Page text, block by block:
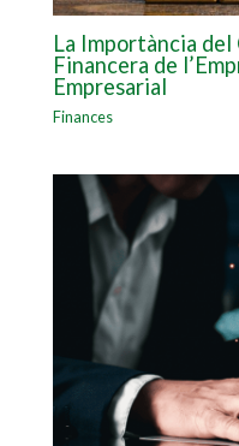
La Importància del
Financera de
Empresarial
Finances